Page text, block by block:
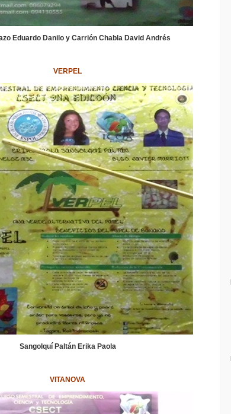
Eduardo Danilo y Carrión Chabla David Andrés
VERPEL
Sangolquí Paltán Erika Paola
VITANOVA